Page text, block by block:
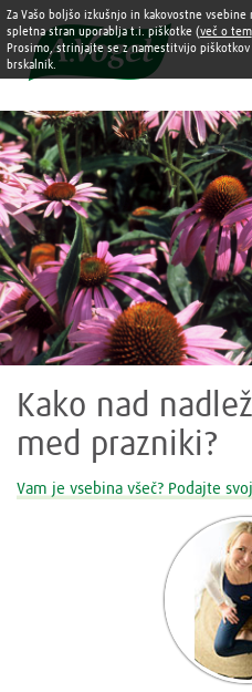

Kako nad
med prazniki?
Vam je vsebina všeč? Podajte
Za Vašo boljšo izkušnjo in kakovostne vsebine
spletna stran uporablja t.i. piškotke (več o tem
Prosimo, strinjajte se z namestitvijo piškotkov
brskalnik.